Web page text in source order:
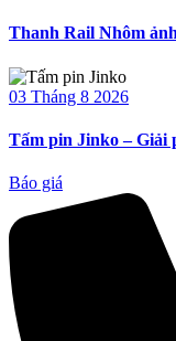
Thanh Rail Nhôm
03 Tháng 8 2026
Tấm pin Jinko – Giải
Báo giá